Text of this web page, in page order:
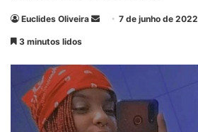
Euclides Oliveira
d
e
u
m
7 de junho de 2022
3 minutos lidos